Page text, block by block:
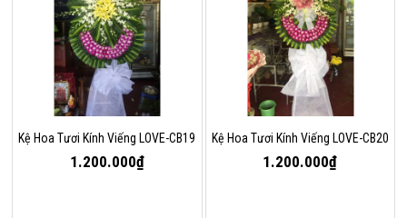
Kệ Hoa Tươi Kính Viếng LOVE-CB19
1.200.000₫
Kệ Hoa Tươi Kính Viếng LOVE-CB20
1.200.000₫